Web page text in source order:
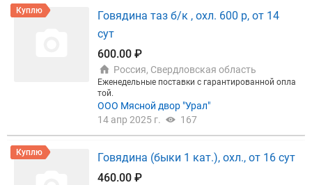
есовало наше предложение - прошу дать обратну
ю связь по вопросам: 1. сможет ли ваша компан
ия обеспечить указанные объемы и качество тов
ния доставки.
Куплю
Говядина таз б/к , охл. 600 р, от 14
сут
600.00 ₽
Россия, Свердловская область
Еженедельные поставки с гарантированной опла
той.
ООО Мясной двор "Урал"
14 апр 2025 г.
167
Куплю
Говядина (быки 1 кат.), охл., от 16 сут
460.00 ₽